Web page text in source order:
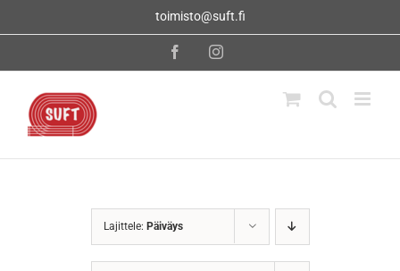
toimisto@suft.fi
FacebookInstagram
Lajittele: Päiväys